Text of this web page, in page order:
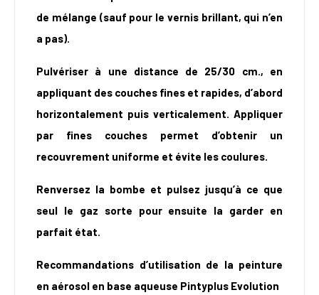
de mélange (sauf pour le vernis brillant, qui n’en
a pas).
Pulvériser à une distance de 25/30 cm., en
appliquant des couches fines et rapides, d’abord
horizontalement puis verticalement. Appliquer
par fines couches permet d’obtenir un
recouvrement uniforme et évite les coulures.
Renversez la bombe et pulsez jusqu’à ce que
seul le gaz sorte pour ensuite la garder en
parfait état.
Recommandations d’utilisation de la peinture
en aérosol en base aqueuse Pintyplus Evolution